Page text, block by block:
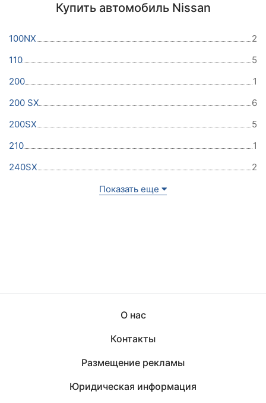
Купить автомобиль Nissan
100NX
2
110
5
200
1
200 SX
6
200SX
5
210
1
240SX
2
Показать еще
О нас
Контакты
Размещение рекламы
Юридическая информация